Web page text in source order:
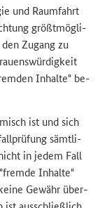
und Raum­fahrt
größt­mög­li­
Zu­gang zu
In­hal­te" be­
ist und sich
sämt­li­
in jedem Fall
In­hal­te"
Ge­währ über­